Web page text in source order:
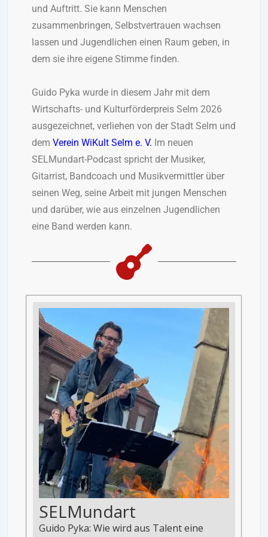
und Auftritt. Sie kann Menschen
zusammenbringen, Selbstvertrauen wachsen
lassen und Jugendlichen einen Raum geben, in
dem sie ihre eigene Stimme finden.
Guido Pyka wurde in diesem Jahr mit dem
Wirtschafts- und Kulturförderpreis Selm 2026
ausgezeichnet, verliehen von der Stadt Selm und
dem Verein WiKult Selm e. V. Im neuen
SELMundart-Podcast spricht der Musiker,
Gitarrist, Bandcoach und Musikvermittler über
seinen Weg, seine Arbeit mit jungen Menschen
und darüber, wie aus einzelnen Jugendlichen
eine Band werden kann.
SELMundart
Guido Pyka: Wie wird aus Talent eine